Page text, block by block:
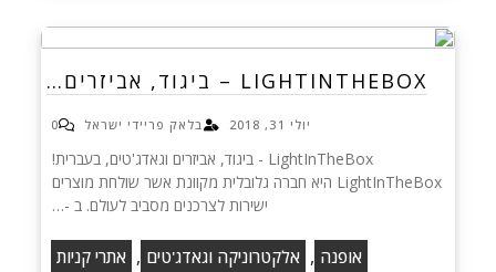
LIGHTINTHEBOX – ביגוד, אביזרים…
יולי 31, 2018 בלאק פריידי ישראל 0
LightInTheBox - ביגוד, אביזרים וגאדג'טים, בעברית!
LightInTheBox היא חברה גלובלית מקוונת אשר שולחת מוצרים
ישירות לצרכנים מסביב לעולם. ב -…
אופנה , אלקטרוניקה וגאדג'טים , אתרי קניות